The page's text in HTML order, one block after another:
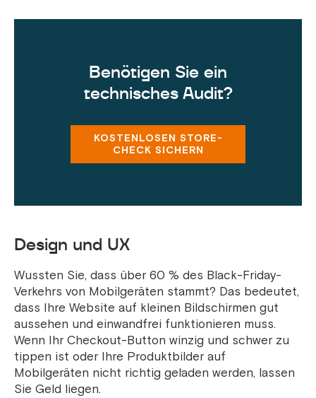
Benötigen Sie ein
technisches Audit?
KOSTENLOSEN STORE-
CHECK SICHERN
Design und UX
Wussten Sie, dass über 60 % des Black-Friday-
Verkehrs von Mobilgeräten stammt? Das bedeutet,
dass Ihre Website auf kleinen Bildschirmen gut
aussehen und einwandfrei funktionieren muss.
Wenn Ihr Checkout-Button winzig und schwer zu
tippen ist oder Ihre Produktbilder auf
Mobilgeräten nicht richtig geladen werden, lassen
Sie Geld liegen.